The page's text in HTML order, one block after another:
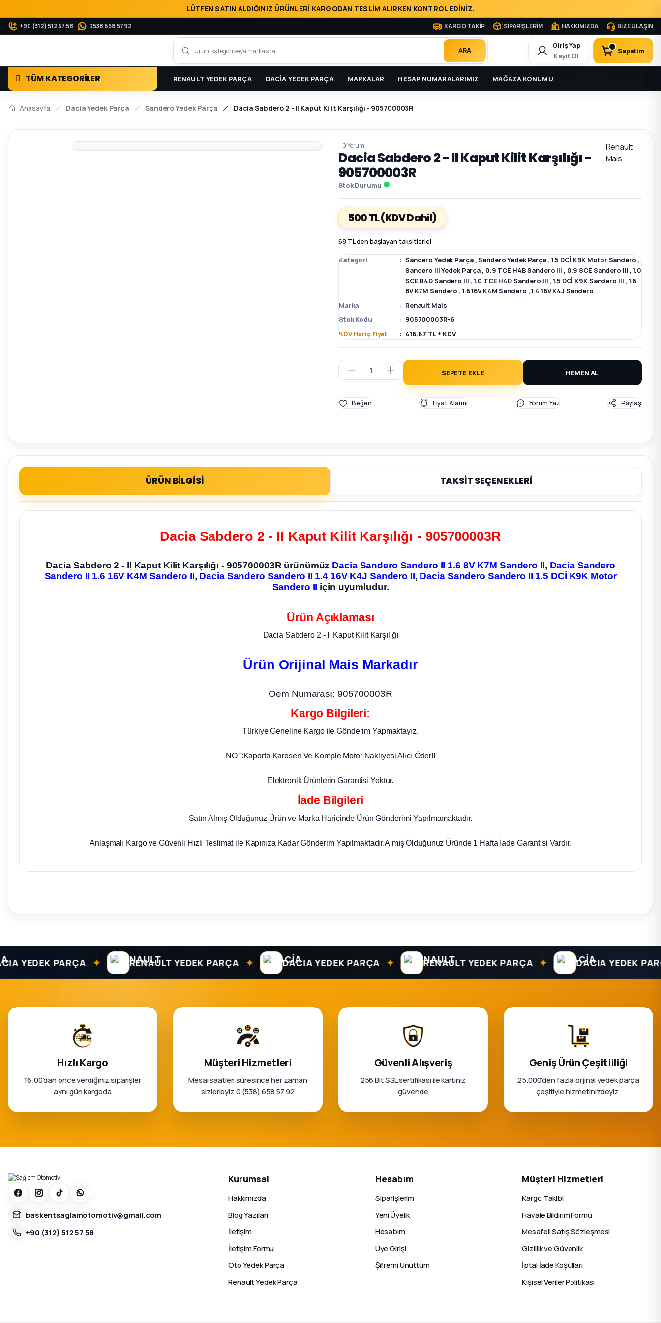
LÜTFEN SATIN ALDIĞINIZ ÜRÜNLERİ KARGODAN TESLİM ALIRKEN KONTROL EDİNİZ.
+90 (312) 512 57 58 0538 658 57 92 KARGO TAKİP SİPARİŞLERİM HAKKIMIZDA BİZE ULAŞIN
ARA
Giriş Yap
Kayıt Ol
Sepetim
TÜM KATEGORİLER RENAULT YEDEK PARÇA DACİA YEDEK PARÇA MARKALAR HESAP NUMARALARIMIZ MAĞAZA KONUMU
Anasayfa Dacia Yedek Parça Sandero Yedek Parça Dacia Sabdero 2 - II Kaput Kilit Karşılığı - 905700003R
0 Yorum
Dacia Sabdero 2 - II Kaput Kilit Karşılığı -
905700003R
Stok Durumu
Renault
Mais
500 TL(KDV Dahil)
68 TL den başlayan taksitlerle!
Kategori Sandero Yedek Parça ,Sandero Yedek Parça , 1.5 DCİ K9K Motor Sandero ,
Sandero III Yedek Parça , 0.9 TCE H4B Sandero III , 0.9 SCE Sandero III ,1.0
SCE B4D Sandero III ,1.0 TCE H4D Sandero III ,1.5 DCİ K9K Sandero III ,1.6
8V K7M Sandero , 1.6 16V K4M Sandero ,1.4 16V K4J Sandero
Marka
Renault Mais
Stok Kodu
905700003R-6
KDV Hariç Fiyat
416,67 TL + KDV
SEPETE EKLE HEMEN AL
Fiyat Alarmı Yorum Yaz Paylaş
ÜRÜN BİLGİSİ TAKSİT SEÇENEKLERİ
Dacia Sabdero 2 - II Kaput Kilit Karşılığı - 905700003R
Dacia Sabdero 2 - II Kaput Kilit Karşılığı - 905700003R ürünümüz Dacia Sandero Sandero II 1.6 8V K7M Sandero II, Dacia Sandero
Sandero II 1.6 16V K4M Sandero II, Dacia Sandero Sandero II 1.4 16V K4J Sandero II, Dacia Sandero Sandero II 1.5 DCİ K9K Motor
Sandero II için uyumludur.
Ürün Açıklaması
Dacia Sabdero 2 - II Kaput Kilit Karşılığı
Ürün Orijinal Mais Markadır
Oem Numarası: 905700003R
Kargo Bilgileri:
Türkiye Geneline Kargo ile Gönderim Yapmaktayız.
NOT:Kaporta Karoseri Ve Komple Motor Nakliyesi Alıcı Öder!!
Elektronik Ürünlerin Garantisi Yoktur.
İade Bilgileri
Satın Almış Olduğunuz Ürün ve Marka Haricinde Ürün Gönderimi Yapılmamaktadır.
Anlaşmalı Kargo ve Güvenli Hızlı Teslimat ile Kapınıza Kadar Gönderim Yapılmaktadır.Almış Olduğunuz Üründe 1 Hafta İade Garantisi Vardır.
PARÇA ✦ RENAULT YEDEK PARÇA ✦ DACIA YEDEK PARÇA ✦ RENAULT YEDEK PARÇA ✦ DACIA YEDEK PARÇA
Hızlı Kargo
16:00’dan önce verdiğiniz siparişler
aynı gün kargoda
Müşteri Hizmetleri
Mesai saatleri süresince her zaman
sizlerleyiz 0 (538) 658 57 92
Güvenli Alışveriş
256 Bit SSL sertifikası ile kartınız
güvende
Geniş Ürün Çeşitliliği
25.000'den fazla orjinal yedek parça
çeşitiyle hizmetinizdeyiz.
baskentsaglamotomotiv@gmail.com
+90 (312) 512 57 58
Kurumsal
Hakkımızda
Blog Yazıları
İletişim
İletişim Formu
Oto Yedek Parça
Renault Yedek Parça
Hesabım
Siparişlerim
Yeni Üyelik
Hesabım
Üye Girişi
Şifremi Unuttum
Müşteri Hizmetleri
Kargo Takibi
Havale Bildirim Formu
Mesafeli Satış Sözleşmesi
Gizlilik ve Güvenlik
İptal İade Koşullari
Kişisel Veriler Politikası